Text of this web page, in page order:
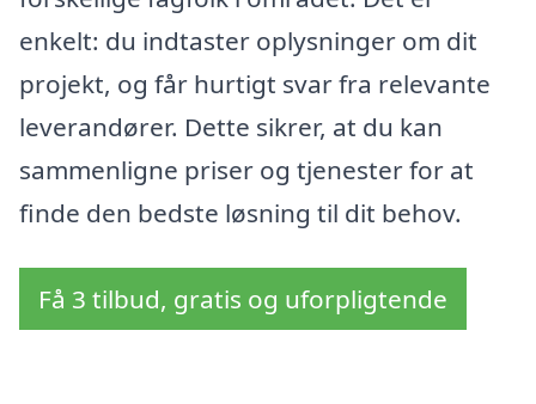
enkelt: du indtaster oplysninger om dit
projekt, og får hurtigt svar fra relevante
leverandører. Dette sikrer, at du kan
sammenligne priser og tjenester for at
finde den bedste løsning til dit behov.
Få 3 tilbud, gratis og uforpligtende